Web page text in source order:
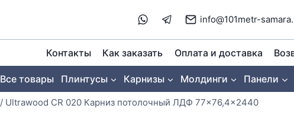
info@101metr-
Контакты Как заказать Оплата и доставка
Все товары Плинтусы Карнизы Молдинги Панели
/ Ultrawood CR 020 Карниз потолочный ЛДФ 77×76,4×2440